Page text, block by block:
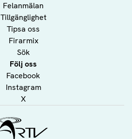
Felanmälan
Tillgänglighet
Tipsa oss
Firarmix
Sök
Följ oss
Facebook
Instagram
X